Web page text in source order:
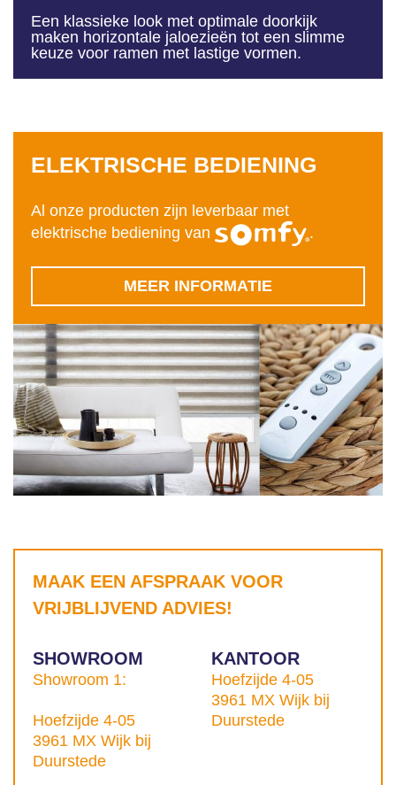
Een klassieke look met optimale doorkijk
maken horizontale jaloezieën tot een slimme
keuze voor ramen met lastige vormen.
ELEKTRISCHE BEDIENING
Al onze producten zijn leverbaar met
elektrische bediening van
.
MEER INFORMATIE
MAAK EEN AFSPRAAK VOOR
VRIJBLIJVEND ADVIES!
SHOWROOM
Showroom 1:
Hoefzijde 4-05
3961 MX Wijk bij
Duurstede
KANTOOR
Hoefzijde 4-05
3961 MX Wijk bij
Duurstede